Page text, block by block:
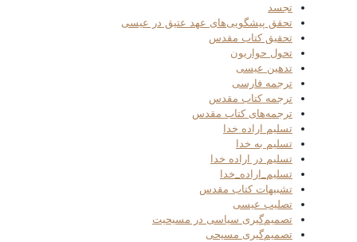
تجسد
تحقق پیشگویی‌های عهد عتیق در عیسی
تحقیق کتاب مقدس
تحول حواریون
تدهین عیسی
ترجمه فارسی
ترجمه کتاب مقدس
ترجمه‌های کتاب مقدس
تسلیم اراده خدا
تسلیم به خدا
تسلیم در اراده خدا
تسلیم_اراده_خدا
تشبیهات کتاب مقدس
تصلیب عیسی
تصمیم‌گیری سیاسی در مسیحیت
تصمیم‌گیری مسیحی